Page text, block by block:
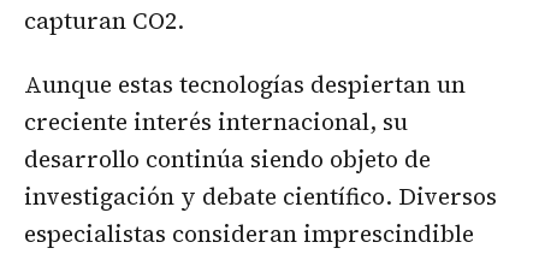
capturan CO2.
Aunque estas tecnologías despiertan un
creciente interés internacional, su
desarrollo continúa siendo objeto de
investigación y debate científico. Diversos
especialistas consideran imprescindible